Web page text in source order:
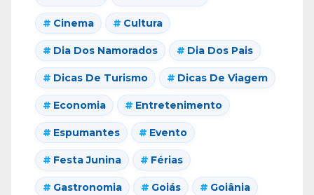
Cinema Cultura
Dia Dos Namorados Dia Dos Pais
Dicas De Turismo Dicas De Viagem
Economia Entretenimento
Espumantes Evento
Festa Junina Férias
Gastronomia Goiás Goiânia